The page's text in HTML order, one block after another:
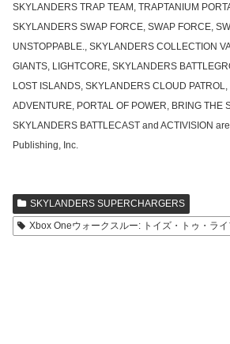
SKYLANDERS TRAP TEAM, TRAPTANIUM
SKYLANDERS SWAP FORCE, SWAP FORCE,
UNSTOPPABLE., SKYLANDERS COLLECTION
GIANTS, LIGHTCORE, SKYLANDERS
LOST ISLANDS, SKYLANDERS CLOUD
ADVENTURE, PORTAL OF POWER, BRING THE
SKYLANDERS BATTLECAST and ACTIVISION
Publishing, Inc.
SKYLANDERS SUPERCHARGERS
Xbox Oneウォークスルー: トイズ・トゥ・ライ